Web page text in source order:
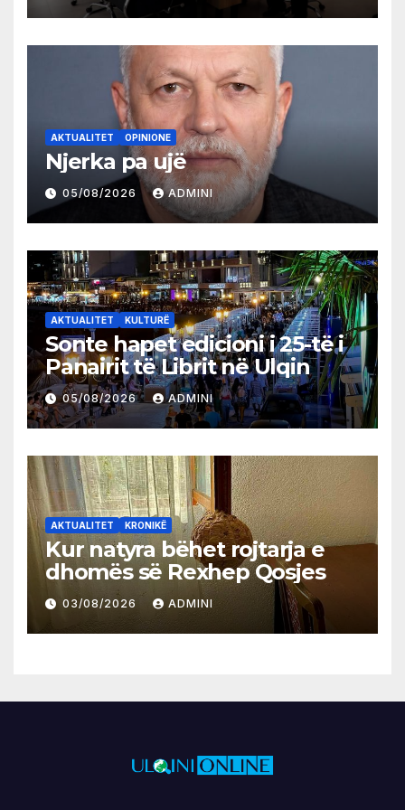
AKTUALITET OPINIONE
Njerka pa ujë
05/08/2026 ADMINI
AKTUALITET KULTURË
Sonte hapet edicioni i 25-të i
Panairit të Librit në Ulqin
05/08/2026 ADMINI
AKTUALITET KRONIKË
Kur natyra bëhet rojtarja e
dhomës së Rexhep Qosjes
03/08/2026 ADMINI